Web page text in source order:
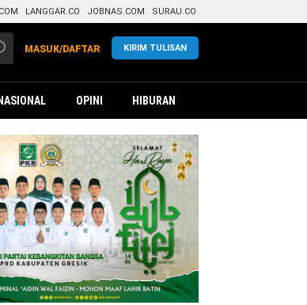
LANGGAR.CO JOBNAS.COM SURAU.CO
KIRIM TULISAN
MASUK/DAFTAR
NASIONAL OPINI HIBURAN